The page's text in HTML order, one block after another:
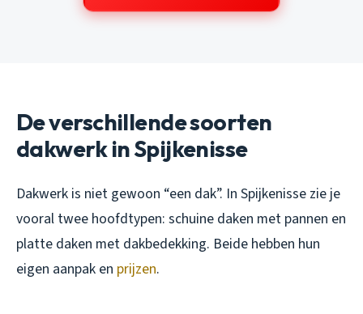
De verschillende soorten
dakwerk in Spijkenisse
Dakwerk is niet gewoon “een dak”. In Spijkenisse zie je
vooral twee hoofdtypen: schuine daken met pannen en
platte daken met dakbedekking. Beide hebben hun
eigen aanpak en prijzen.